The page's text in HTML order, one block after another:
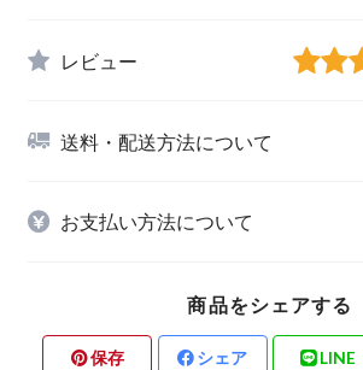
レビュー
送料・配送方法について
お支払い方法について
商品をシェアする
保存 シェア LINE